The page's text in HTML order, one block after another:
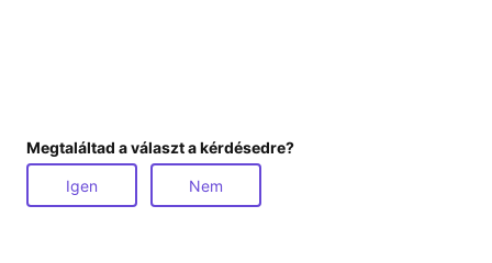
Megtaláltad a választ a kérdésedre?
Igen Nem